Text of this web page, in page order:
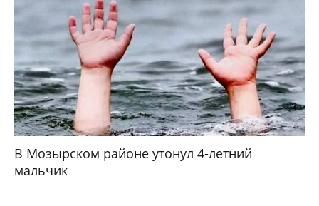
В Мозырском районе утонул 4-летний
мальчик